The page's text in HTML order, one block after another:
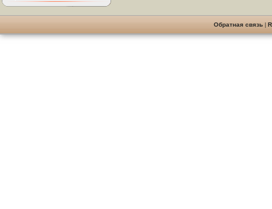
Обратная связь